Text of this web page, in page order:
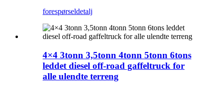
forespørseldetalj
4×4 3tonn 3,5tonn 4tonn 5tonn 6tons
leddet diesel off-road gaffeltruck for
alle ulendte terreng